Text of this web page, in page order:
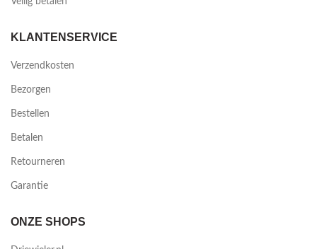
KLANTENSERVICE
Verzendkosten
Bezorgen
Bestellen
Betalen
Retourneren
Garantie
ONZE SHOPS